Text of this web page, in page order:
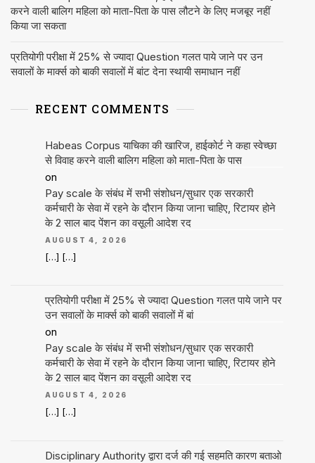
करने वाली बालिग महिला को माता-पिता के पास लौटने के लिए मजबूर नहीं
किया जा सकता
प्रतियोगी परीक्षा में 25% से ज्यादा Question गलत पाये जाने पर उन
सवालों के मार्क्स को बाकी सवालों में बांट देना स्थायी समाधान नहीं
RECENT COMMENTS
Habeas Corpus याचिका की खारिज, हाईकोर्ट ने कहा स्वेच्छा
से विवाह करने वाली बालिग महिला को माता-पिता के पास
on
Pay scale के संबंध में सभी संशोधन/सुधार एक सरकारी
कर्मचारी के सेवा में रहने के दौरान किया जाना चाहिए, रिटायर होने
के 2 साल बाद पेंशन का वसूली आदेश रद
AUGUST 4, 2026
[…] […]
प्रतियोगी परीक्षा में 25% से ज्यादा Question गलत पाये जाने पर
उन सवालों के मार्क्स को बाकी सवालों में बां
on
Pay scale के संबंध में सभी संशोधन/सुधार एक सरकारी
कर्मचारी के सेवा में रहने के दौरान किया जाना चाहिए, रिटायर होने
के 2 साल बाद पेंशन का वसूली आदेश रद
AUGUST 4, 2026
[…] […]
Disciplinary Authority द्वारा दर्ज की गई सहमति कारण बताओ